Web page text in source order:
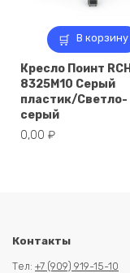
В корзину
Кресло Поинт RCH
8325M10 Серый
пластик/Светло-
серый
0,00 ₽
Контакты
Тел: +7 (909) 919-15-10